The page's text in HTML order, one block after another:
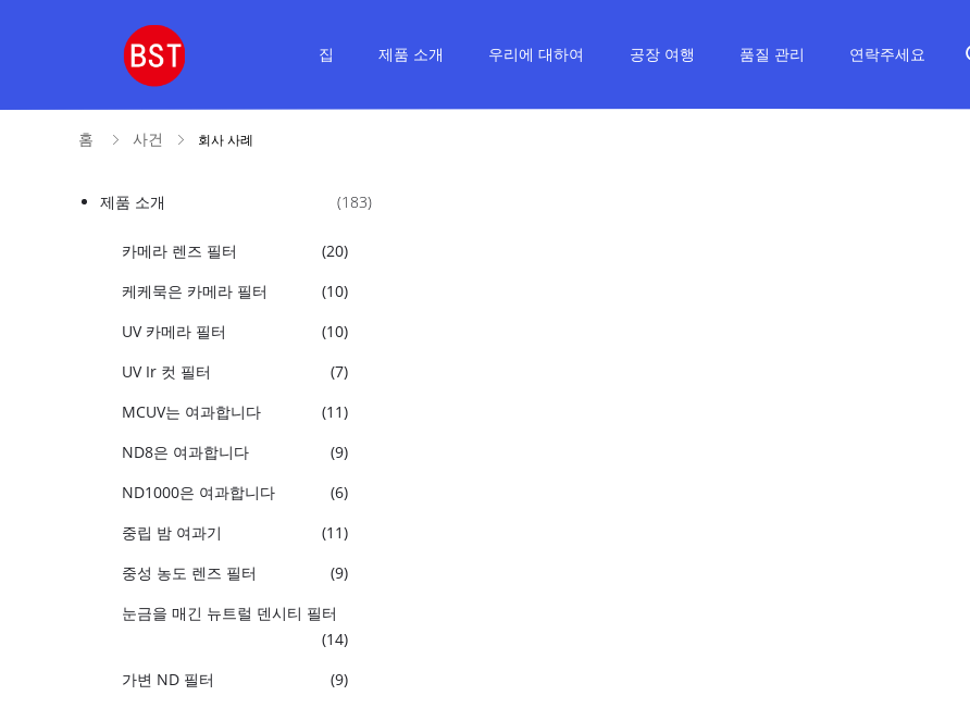
집 제품 소개 우리에 대하여 공장 여행 품질 관리 연락주세요
홈 사건 회사 사례
제품 소개 (183)
카메라 렌즈 필터
(20)
케케묵은 카메라 필터
(10)
UV 카메라 필터
(10)
UV Ir 컷 필터
(7)
MCUV는 여과합니다
(11)
ND8은 여과합니다
(9)
ND1000은 여과합니다
(6)
중립 밤 여과기
(11)
중성 농도 렌즈 필터
(9)
눈금을 매긴 뉴트럴 덴시티 필터
(14)
가변 ND 필터
(9)